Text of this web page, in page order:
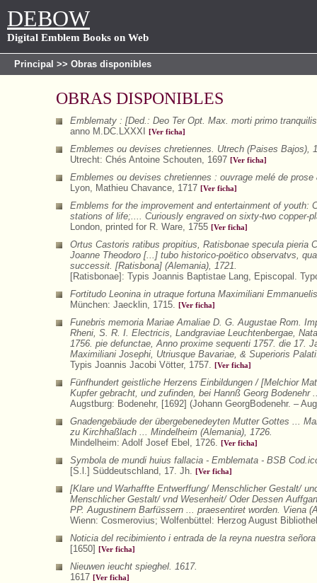
DEBOW
Digital Emblem Books on Web
Principal >> Obras disponibles
OBRAS DISPONIBLES
Emblematy : [Ded.: Deo Ter Opt. Max. morti primo
anno M.DC.LXXXI
[Ver ficha]
Emblemes ou devises chretiennes. Utrech (Paises Bajos),
Utrecht: Chés Antoine Schouten, 1697 [Ver ficha]
Emblemes ou devises chretiennes : ouvrage melé de
Lyon, Mathieu Chavance, 1717 [Ver ficha]
Emblems for the improvement and entertainment of
stations of life;.... Curiously engraved on sixty-two copper-
London, printed for R. Ware, 1755 [Ver ficha]
Ortus Castoris ratibus propitius, Ratisbonae specula pieria
Joanne Theodoro [...] tubo historico-poëtico observatvs,
successit. [Ratisbona] (Alemania), 1721.
[Ratisbonae]: Typis Joannis Baptistae Lang, Episcopal.
Fortitudo Leonina in utraque fortuna Maximiliani
München: Jaecklin, 1715.
[Ver ficha]
Funebris memoria Mariae Amaliae D. G. Augustae Rom.
Rheni, S. R. I. Electricis, Landgraviae Leuchtenbergae,
1756. pie defunctae, Anno proxime sequenti 1757. die 17.
Maximiliani Josephi, Utriusque Bavariae, & Superioris
Typis Joannis Jacobi Vötter, 1757.
[Ver ficha]
Fünfhundert geistliche Herzens Einbildungen / [Melchior
Kupfer gebracht, und zufinden, bei Hannß Georg Bodenehr
Augstburg: Bodenehr, [1692] (Johann GeorgBodenehr. –
Gnadengebäude der übergebenedeyten Mutter Gottes ...
zu Kirchhaßlach ... Mindelheim (Alemania), 1726.
Mindelheim: Adolf Josef Ebel, 1726.
[Ver ficha]
Symbola de mundi huius fallacia - Emblemata - BSB
[S.l.] Süddeutschland, 17. Jh.
[Ver ficha]
[Klare und Warhaffte Entwerffung/ Menschlicher Gestalt/
Menschlicher Gestalt/ vnd Wesenheit/ Oder Dessen
PP. Augustinern Barfüssern ... praesentiret worden. Viena
Wienn: Cosmerovius; Wolfenbüttel: Herzog August
Noticia del recibimiento i entrada de la reyna nuestra
[1650]
[Ver ficha]
Nieuwen ieucht spieghel. 1617.
1617 [Ver ficha]